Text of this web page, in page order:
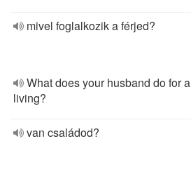
mivel foglalkozik a férjed?
What does your husband do for a
living?
van családod?